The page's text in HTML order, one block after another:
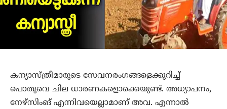
കന്യാസ്ത്രീമാരുടെ സേവനരംഗങ്ങളെക്കുറിച്ച്
പൊതുവെ ചില ധാരണകളൊക്കെയുണ്ട്. അധ്യാപനം,
നേഴ്‌സിംങ് എന്നിവയെല്ലാമാണ് അവ. എന്നാല്‍